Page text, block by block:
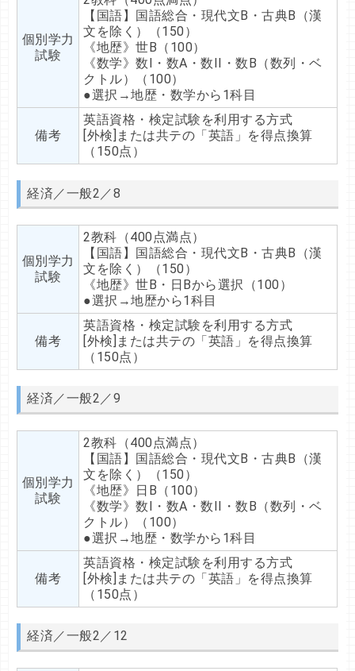
個別学力
試験
【国語】国語総合・現代文B・古典B（漢
文を除く）（150）
《地歴》世B（100）
《数学》数I・数A・数II・数B（数列・ベ
クトル）（100）
●選択→地歴・数学から1科目
備考
英語資格・検定試験を利用する方式
[外検]または共テの「英語」を得点換算
（150点）
経済／一般2／8
個別学力
試験
2教科（400点満点）
【国語】国語総合・現代文B・古典B（漢
文を除く）（150）
《地歴》世B・日Bから選択（100）
●選択→地歴から1科目
備考
英語資格・検定試験を利用する方式
[外検]または共テの「英語」を得点換算
（150点）
経済／一般2／9
個別学力
試験
2教科（400点満点）
【国語】国語総合・現代文B・古典B（漢
文を除く）（150）
《地歴》日B（100）
《数学》数I・数A・数II・数B（数列・ベ
クトル）（100）
●選択→地歴・数学から1科目
備考
英語資格・検定試験を利用する方式
[外検]または共テの「英語」を得点換算
（150点）
経済／一般2／12